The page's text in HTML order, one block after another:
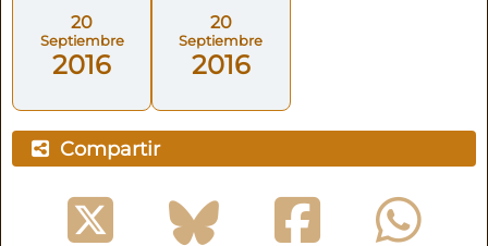
20
Septiembre
2016
20
Septiembre
2016
Compartir